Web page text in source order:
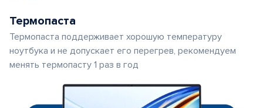
Термопаста
Термопаста поддерживает хорошую температуру
ноутбука и не допускает его перегрев, рекомендуем
менять термопасту 1 раз в год